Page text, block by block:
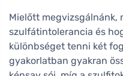
Mielőtt megvizsgálnánk,
szulfátintolerancia és
különbséget tenni két
gyakorlatban gyakran